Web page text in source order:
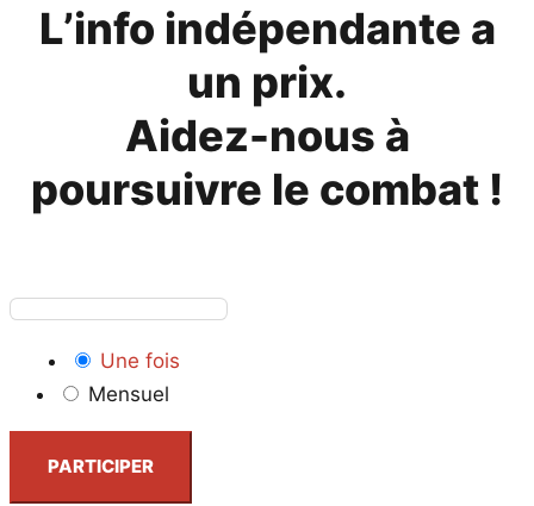
L’info indépendante a
un prix.
Aidez-nous à
poursuivre le combat !
Une fois
Mensuel
PARTICIPER